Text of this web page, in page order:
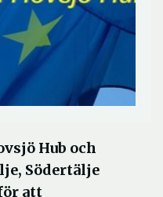
Hub och
Södertälje
att